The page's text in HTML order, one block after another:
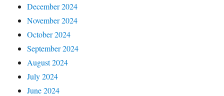
December 2024
November 2024
October 2024
September 2024
August 2024
July 2024
June 2024